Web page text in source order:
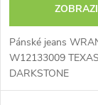
d
u
d
u
Pánské jeans
W12133009
DARKSTONE